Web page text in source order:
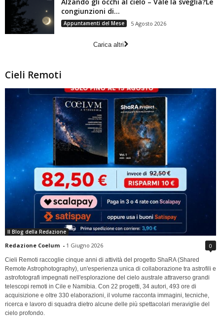
congiunzioni di...
Appuntamenti del Mese 5 Agosto 2026
Carica altri
Cieli Remoti
Il Blog della Redazione
Redazione Coelum - 1 Giugno 2026 0
Cieli Remoti raccoglie cinque anni di attività del progetto ShaRA (Shared
Remote Astrophotography), un'esperienza unica di collaborazione tra astrofili e
astrofotografi impegnati nell'esplorazione del cielo australe attraverso grandi
telescopi remoti in Cile e Namibia. Con 22 progetti, 34 autori, 493 ore di
acquisizione e oltre 330 elaborazioni, il volume racconta immagini, tecniche,
ricerca e lavoro di squadra dietro alcune delle più spettacolari meraviglie del
cielo profondo.